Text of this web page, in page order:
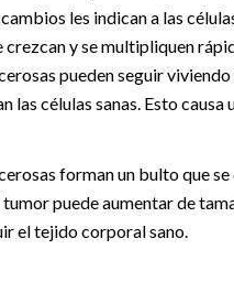
les indican a las
crezcan y se multipliquen
pueden seguir viviendo
las células sanas. Esto causa
forman un bulto que
puede aumentar de
el tejido corporal sano.